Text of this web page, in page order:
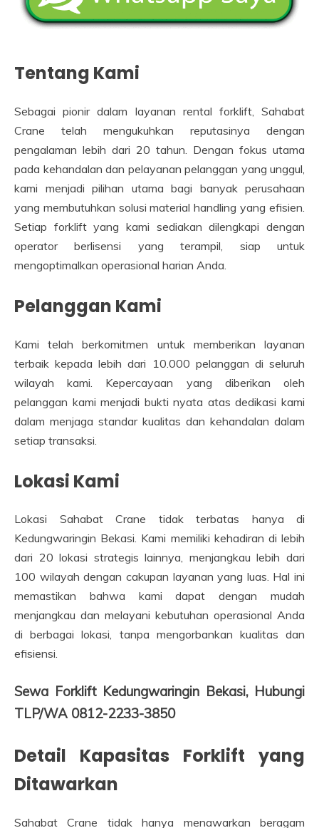
Tentang Kami
Sebagai pionir dalam layanan rental forklift, Sahabat
Crane telah mengukuhkan reputasinya dengan
pengalaman lebih dari 20 tahun. Dengan fokus utama
pada kehandalan dan pelayanan pelanggan yang unggul,
kami menjadi pilihan utama bagi banyak perusahaan
yang membutuhkan solusi material handling yang efisien.
Setiap forklift yang kami sediakan dilengkapi dengan
operator berlisensi yang terampil, siap untuk
mengoptimalkan operasional harian Anda.
Pelanggan Kami
Kami telah berkomitmen untuk memberikan layanan
terbaik kepada lebih dari 10.000 pelanggan di seluruh
wilayah kami. Kepercayaan yang diberikan oleh
pelanggan kami menjadi bukti nyata atas dedikasi kami
dalam menjaga standar kualitas dan kehandalan dalam
setiap transaksi.
Lokasi Kami
Lokasi Sahabat Crane tidak terbatas hanya di
Kedungwaringin Bekasi. Kami memiliki kehadiran di lebih
dari 20 lokasi strategis lainnya, menjangkau lebih dari
100 wilayah dengan cakupan layanan yang luas. Hal ini
memastikan bahwa kami dapat dengan mudah
menjangkau dan melayani kebutuhan operasional Anda
di berbagai lokasi, tanpa mengorbankan kualitas dan
efisiensi.
Sewa Forklift Kedungwaringin Bekasi, Hubungi
TLP/WA 0812-2233-3850
Detail Kapasitas Forklift yang
Ditawarkan
Sahabat Crane tidak hanya menawarkan beragam